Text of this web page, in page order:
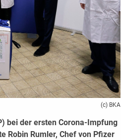
(c) BKA
bei der ersten Corona-Impfung
Robin Rumler, Chef von Pfizer